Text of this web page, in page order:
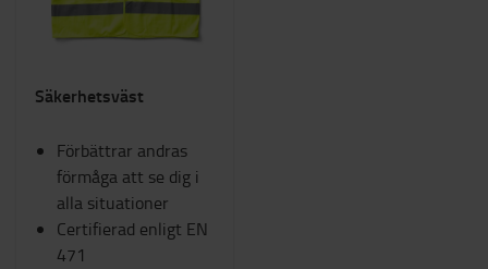
Säkerhetsväst
Förbättrar andras
förmåga att se dig i
alla situationer
Certifierad enligt EN
471